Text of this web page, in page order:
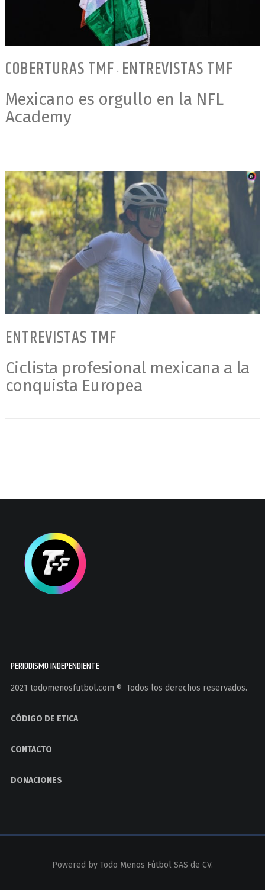
COBERTURAS TMF • ENTREVISTAS TMF
Mexicano es orgullo en la NFL
Academy
ENTREVISTAS TMF
Ciclista profesional mexicana a la
conquista Europea
PERIODISMO INDEPENDIENTE
2021 todomenosfutbol.com ®️ Todos los derechos reservados.
CÓDIGO DE ETICA
CONTACTO
DONACIONES
Powered by Todo Menos Fútbol SAS de CV.